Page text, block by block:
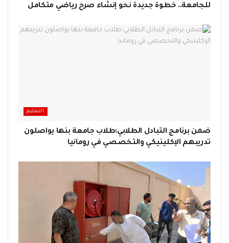
للجامعة.. خطوة جديدة نحو إنشاء صرح رياضي متكامل
التعليم
ضمن برنامج التبادل الطلابي:طلاب جامعة بنها يواصلون
تدريبهم الإكلينيكي والتخصصي في رومانيا